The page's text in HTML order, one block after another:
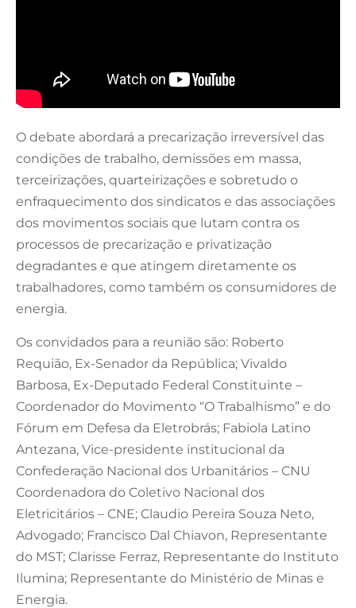
O debate abordará a precarização irreversível das
condições de trabalho, demissões em massa,
terceirizações, quarteirizações e sobretudo o
enfraquecimento dos sindicatos e das associações
dos movimentos sociais que lutam contra os
processos de precarização e privatização
degradantes e que atingem diretamente os
trabalhadores, como também os consumidores de
energia.
Os convidados para a reunião são: Roberto
Requião, Ex-Senador da República; Vivaldo
Barbosa, Ex-Deputado Federal Constituinte –
Coordenador do Movimento “O Trabalhismo” e do
Fórum em Defesa da Eletrobrás; Fabiola Latino
Antezana, Vice-presidente institucional da
Confederação Nacional dos Urbanitários – CNU
Coordenadora do Coletivo Nacional dos
Eletricitários – CNE; Claudio Pereira Souza Neto,
Advogado; Francisco Dal Chiavon, Representante
do MST; Clarisse Ferraz, Representante do Instituto
Ilumina; Representante do Ministério de Minas e
Energia.